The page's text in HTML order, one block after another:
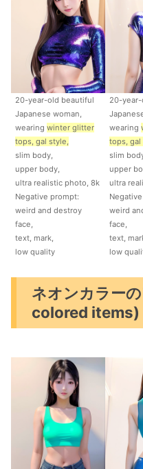
20-year-old beautiful
Japanese woman,
wearing winter glitter
tops, gal style,
slim body,
upper body,
ultra realistic photo, 8k
Negative prompt:
weird and destroy
face,
text, mark,
low quality
20-
wearing
tops, gal
slim
upper
ultra
weird
face,
text,
low
ネオンカラー
colored items)